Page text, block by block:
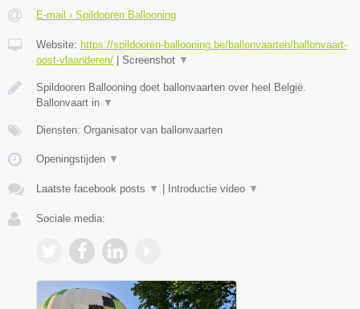
E-mail › Spildooren Ballooning
Website: https://spildooren-ballooning.be/ballonvaarten/ballonvaart-
oost-vlaanderen/ | Screenshot ▼
Spildooren Ballooning doet ballonvaarten over heel België.
Ballonvaart in ▼
Diensten: Organisator van ballonvaarten
Openingstijden ▼
Laatste facebook posts ▼ | Introductie video ▼
Sociale media: